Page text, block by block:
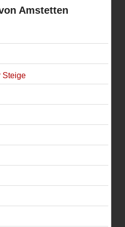
Amstetten
Steige